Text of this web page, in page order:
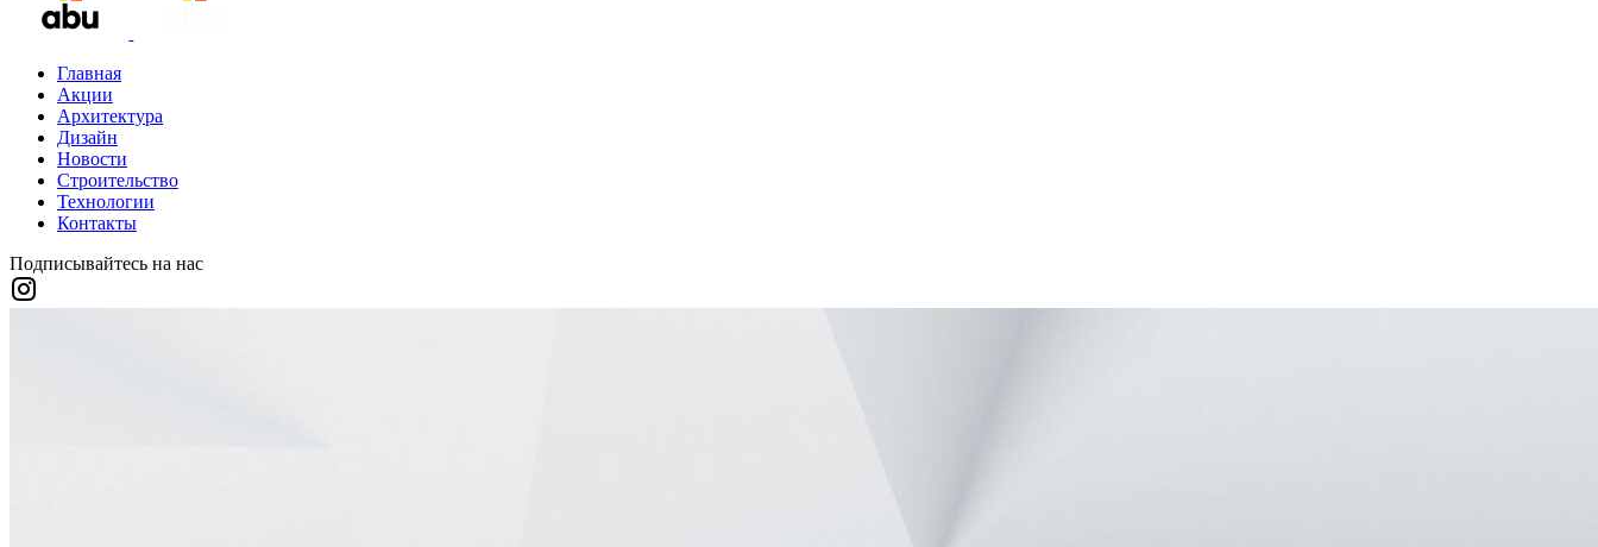
Главная
Акции
Архитектура
Дизайн
Новости
Строительство
Технологии
Контакты
Подписывайтесь на нас